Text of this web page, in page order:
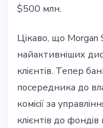
$500 млн.
Цікаво, що Morgan
найактивніших
клієнтів. Тепер
посередника до
комісії за
клієнтів до